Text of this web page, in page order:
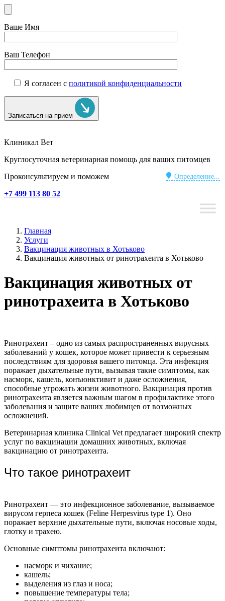
Ваше Имя
Ваш Телефон
Я согласен с политикой конфиденциальности
Записаться на прием
Клиникал Вет
Круглосуточная ветеринарная помощь для ваших питомцев
Определение...
Проконсультируем и поможем
+7 499 113 80 52
Главная
Услуги
Вакцинация животных в Хотьково
Вакцинация животных от ринотрахеита в Хотьково
Вакцинация животных от
ринотрахеита в Хотьково
Ринотрахеит – одно из самых распространенных вирусных
заболеваний у кошек, которое может привести к серьезным
последствиям для здоровья вашего питомца. Эта инфекция
поражает дыхательные пути, вызывая такие симптомы, как
насморк, кашель, конъюнктивит и даже осложнения,
способные угрожать жизни животного. Вакцинация против
ринотрахеита является важным шагом в профилактике этого
заболевания и защите ваших любимцев от возможных
осложнений.
Ветеринарная клиника Clinical Vet предлагает широкий спектр
услуг по вакцинации домашних животных, включая
вакцинацию от ринотрахеита.
Что такое ринотрахеит
Ринотрахеит — это инфекционное заболевание, вызываемое
вирусом герпеса кошек (Feline Herpesvirus type 1). Оно
поражает верхние дыхательные пути, включая носовые ходы,
глотку и трахею.
Основные симптомы ринотрахеита включают:
насморк и чихание;
кашель;
выделения из глаз и носа;
повышение температуры тела;